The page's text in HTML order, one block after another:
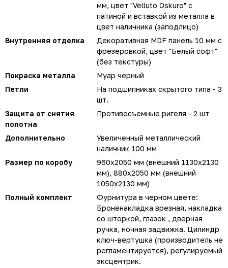
мм, цвет "Velluto Oskuro" с
патиной и вставкой из металла в
цвет наличника (заподлицо)
Внутренняя отделка
Декоративная MDF панель 10 мм с
фрезеровкой, цвет "Белый софт"
(без текстуры)
Покраска металла
Муар черный
Петли
На подшипниках скрытого типа - 3
шт.
Защита от снятия
полотна
Противосъемные ригеля - 2 шт
Дополнительно
Увеличенный металлический
наличник 100 мм
Размер по коробу
960х2050 мм (внешний 1130х2130
мм), 880х2050 мм (внешний
1050х2130 мм)
Полный комплект
Фурнитура в черном цвете:
Броненакладка врезная, накладка
со шторкой, глазок , дверная
ручка, ночная задвижка. Цилиндр
ключ-вертушка (производитель не
регламентируется), регулируемый
эксцентрик.